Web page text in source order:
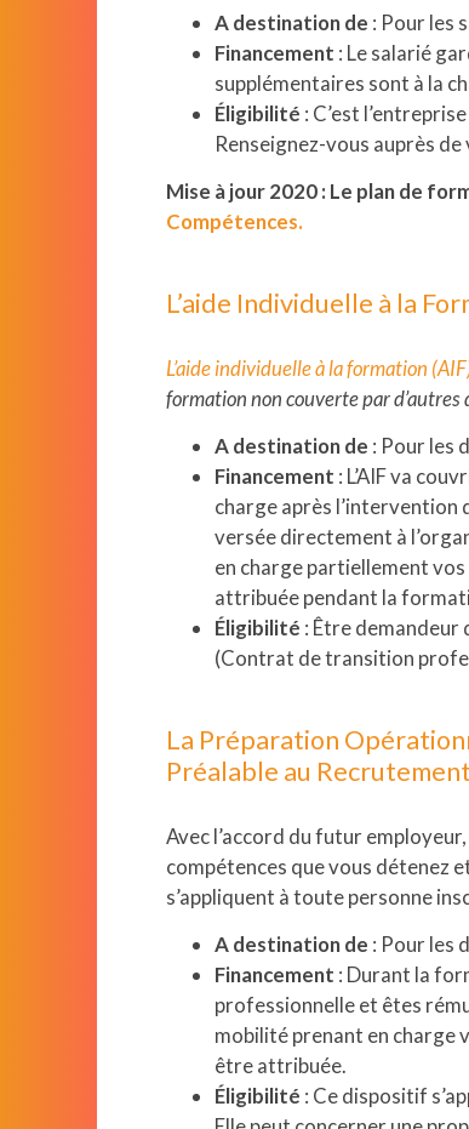
A destination de : Pour les
Financement : Le salarié
supplémentaires sont à la
Éligibilité : C’est
Renseignez-vous auprès
Mise à jour 2020 : Le plan de
Compétences.
L’aide Individuelle à la
L’aide individuelle à la formation
formation non couverte par
A destination de : Pour les
Financement : L’AIF va
charge après l’intervention
versée directement à
en charge partiellement
attribuée pendant la
Éligibilité : Être demandeur
(Contrat de transition
La Préparation
Préalable au
Avec l’accord du futur
compétences que vous détenez
s’appliquent à toute personne
A destination de : Pour les
Financement : Durant la
professionnelle et êtes
mobilité prenant en charge
être attribuée.
Éligibilité : Ce dispositif